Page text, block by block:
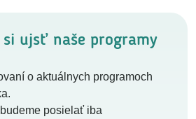
si ujsť naše programy
o aktuálnych programoch
posielať iba